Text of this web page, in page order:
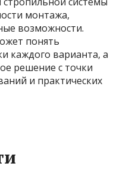
монтажа,
возможности.
понять
каждого варианта, а
решение с точки
и практических